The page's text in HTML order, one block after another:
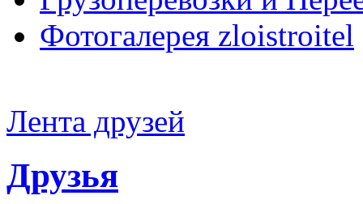
Фотогалерея zloistroitel
Лента друзей
Друзья